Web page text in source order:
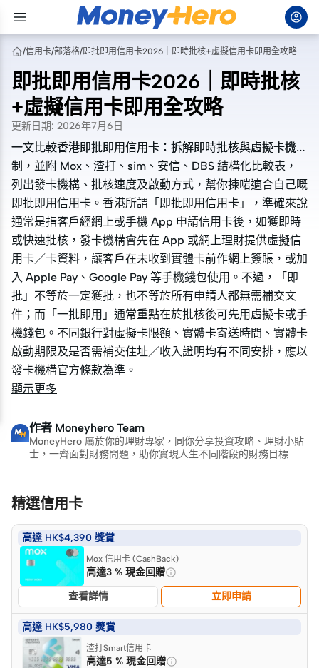
/信用卡/部落格/即批即用信用卡2026｜即時批核+虛擬信用卡即用全攻略
即批即用信用卡2026｜即時批核
+虛擬信用卡即用全攻略
更新日期: 2026年7月6日
一文比較香港即批即用信用卡：拆解即時批核與虛擬卡機
制，並附 Mox、渣打、sim、安信、DBS 結構化比較表，
列出發卡機構、批核速度及啟動方式，幫你揀啱適合自己嘅
即批即用信用卡。香港所謂「即批即用信用卡」，準確來說
通常是指客戶經網上或手機 App 申請信用卡後，如獲即時
或快速批核，發卡機構會先在 App 或網上理財提供虛擬信
用卡／卡資料，讓客戶在未收到實體卡前作網上簽賬，或加
入 Apple Pay、Google Pay 等手機錢包使用。不過，「即
批」不等於一定獲批，也不等於所有申請人都無需補交文
件；而「一批即用」通常重點在於批核後可先用虛擬卡或手
機錢包。不同銀行對虛擬卡限額、實體卡寄送時間、實體卡
啟動期限及是否需補交住址／收入證明均有不同安排，應以
發卡機構官方條款為準。
一文比較香港即批即用信用卡：拆解即時批核與虛擬卡機
制，並附 Mox、渣打、sim、安信、DBS 結構化比較表，
列出發卡機構、批核速度及啟動方式，幫你揀啱適合自己嘅
即批即用信用卡。香港所謂「即批即用信用卡」，準確來說
通常是指客戶經網上或手機 App 申請信用卡後，如獲即時
或快速批核，發卡機構會先在 App 或網上理財提供虛擬信
用卡／卡資料，讓客戶在未收到實體卡前作網上簽賬，或加
入 Apple Pay、Google Pay 等手機錢包使用。不過，「即
批」不等於一定獲批，也不等於所有申請人都無需補交文
件；而「一批即用」通常重點在於批核後可先用虛擬卡或手
機錢包。不同銀行對虛擬卡限額、實體卡寄送時間、實體卡
啟動期限及是否需補交住址／收入證明均有不同安排，應以
發卡機構官方條款為準。
顯示更多
作者 Moneyhero Team
MoneyHero 屬於你的理財專家，同你分享投資攻略、理財小貼
士，一齊面對財務問題，助你實現人生不同階段的財務目標
精選信用卡
高達 HK$4,390 獎賞
Mox 信用卡 (CashBack)
高達3 % 現金回贈
查看詳情
立即申請
高達 HK$5,980 獎賞
渣打Smart信用卡
高達5 % 現金回贈